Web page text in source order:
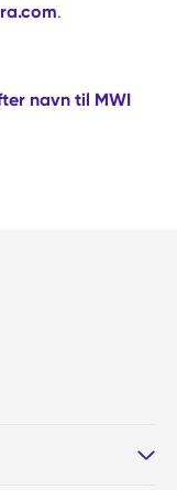
.
navn til MWI